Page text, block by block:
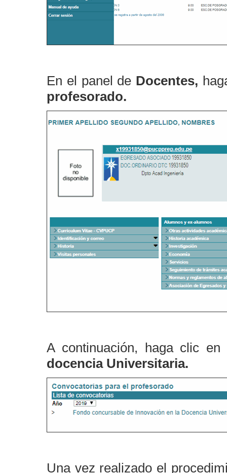
En el panel de Docentes,
profesorado.
A continuación, haga clic en
docencia Universitaria.
Una vez realizado el